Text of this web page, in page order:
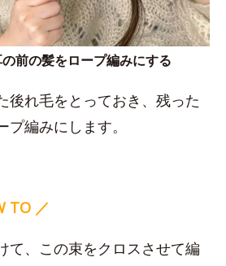
前の髪をロープ編みにする
後れ毛をとっておき、残った
編みにします。
TO ／
て、この束をクロスさせて編